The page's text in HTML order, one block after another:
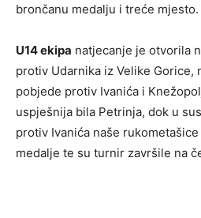
brončanu medalju i treće mjesto.
U14 ekipa natjecanje je otvorila
protiv Udarnika iz Velike Gorice,
pobjede protiv Ivanića i
uspješnija bila Petrinja, dok u
protiv Ivanića naše
medalje te su turnir završile na